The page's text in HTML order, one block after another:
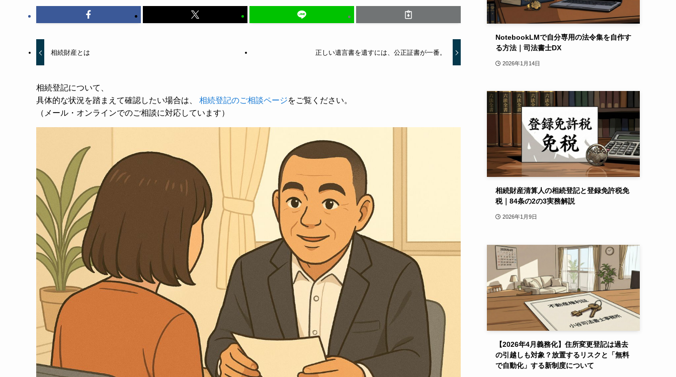
相続財産とは 正しい遺言書を遺すには、公正証書が一番。
相続登記について、
具体的な状況を踏まえて確認したい場合は、 相続登記のご相談ページをご覧ください。
（メール・オンラインでのご相談に対応しています）
NotebookLMで自分専用の法令集を自作す
る方法｜司法書士DX
2026年1月14日
相続財産清算人の相続登記と登録免許税免
税｜84条の2の3実務解説
2026年1月9日
【2026年4月義務化】住所変更登記は過去
の引越しも対象？放置するリスクと「無料
で自動化」する新制度について